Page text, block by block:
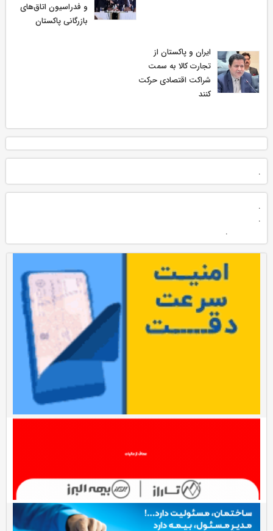
و فدراسیون اتاق‌های
بازرگانی پاکستان
ایران و پاکستان از
تجارت کالا به سمت
شراکت اقتصادی حرکت
کنند
.
.
.
.